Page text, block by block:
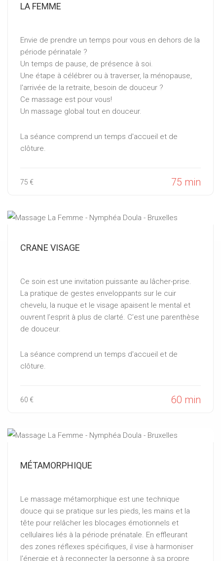
LA FEMME
Envie de prendre un temps pour vous en dehors de la
période périnatale ?
Un temps de pause, de présence à soi.
Une étape à célébrer ou à traverser, la ménopause,
l'arrivée de la retraite, besoin de douceur ?
Ce massage est pour vous!
Un massage global tout en douceur.
La séance comprend un temps d'accueil et de
clôture.
75 € 75 min
CRANE VISAGE
Ce soin est une invitation puissante au lâcher-prise.
La pratique de gestes enveloppants sur le cuir
chevelu, la nuque et le visage apaisent le mental et
ouvrent l’esprit à plus de clarté. C’est une parenthèse
de douceur.
La séance comprend un temps d'accueil et de
clôture.
60 € 60 min
MÉTAMORPHIQUE
Le massage métamorphique est une technique
douce qui se pratique sur les pieds, les mains et la
tête pour relâcher les blocages émotionnels et
cellulaires liés à la période prénatale. En effleurant
des zones réflexes spécifiques, il vise à harmoniser
l'énergie et à reconnecter la personne à sa propre